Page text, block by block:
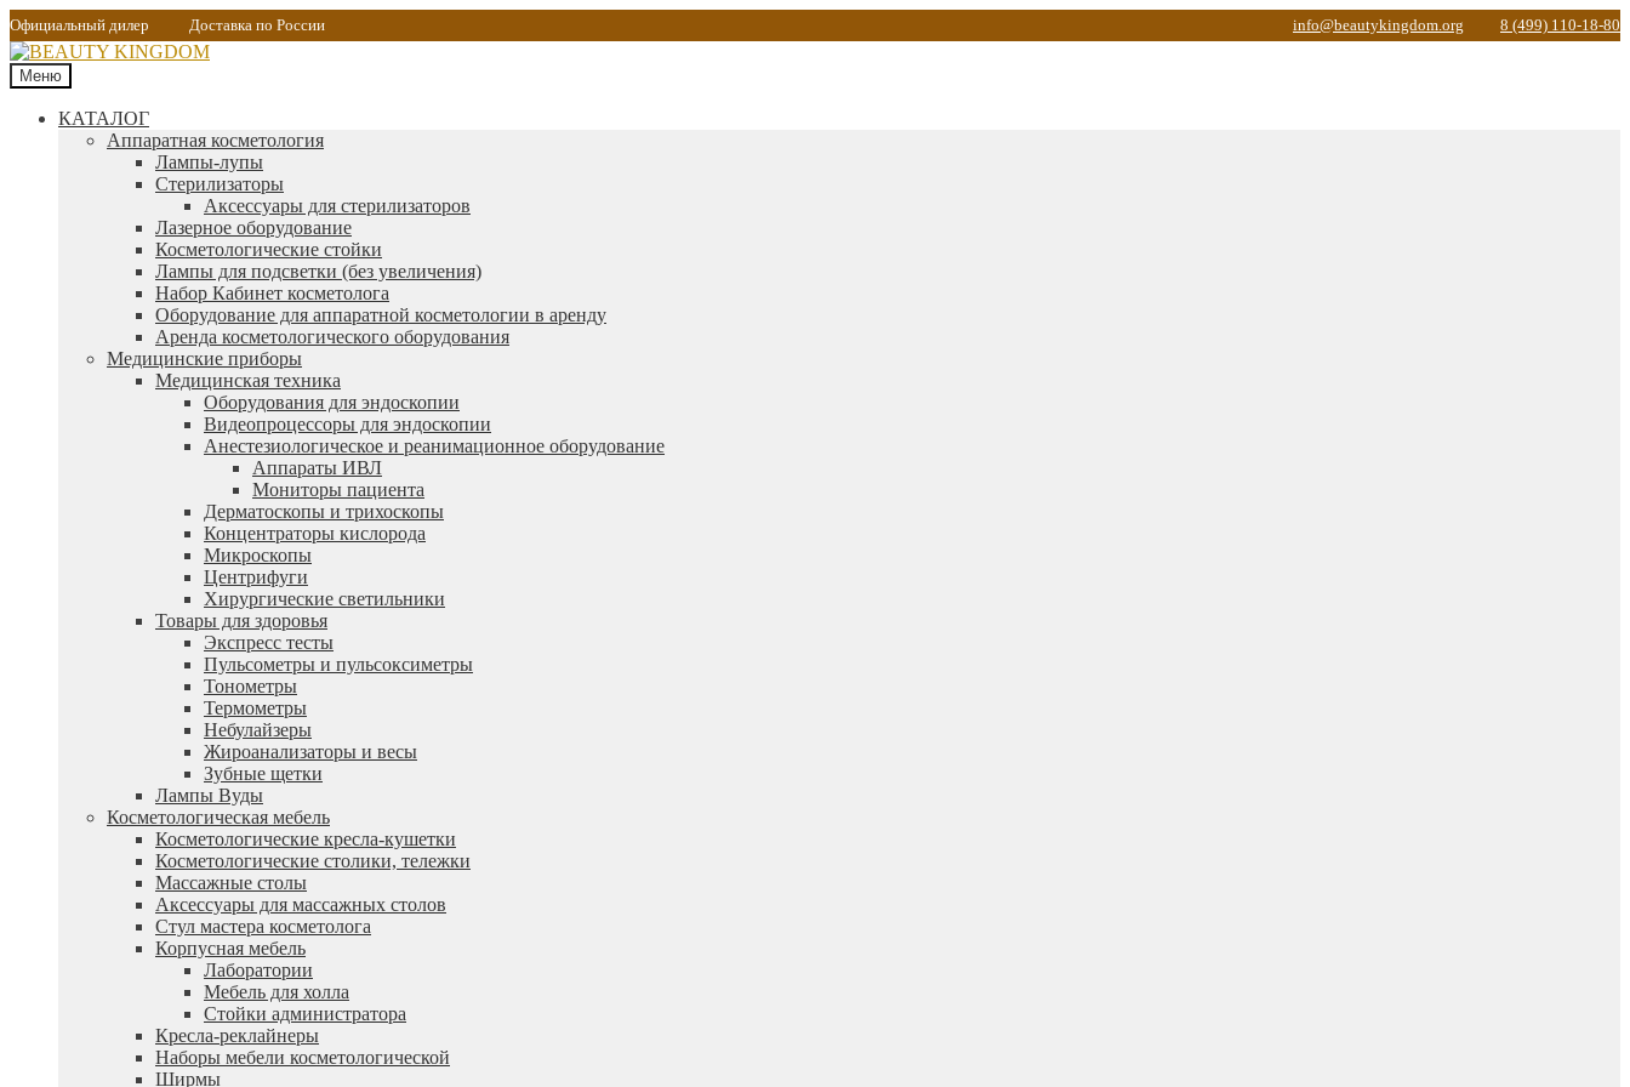
Официальный дилер Доставка по России info@beautykingdom.org 8 (499) 110-18-80
Меню
КАТАЛОГ
Аппаратная косметология
Лампы-лупы
Стерилизаторы
Аксессуары для стерилизаторов
Лазерное оборудование
Косметологические стойки
Лампы для подсветки (без увеличения)
Набор Кабинет косметолога
Оборудование для аппаратной косметологии в аренду
Аренда косметологического оборудования
Медицинские приборы
Медицинская техника
Оборудования для эндоскопии
Видеопроцессоры для эндоскопии
Анестезиологическое и реанимационное оборудование
Аппараты ИВЛ
Мониторы пациента
Дерматоскопы и трихоскопы
Концентраторы кислорода
Микроскопы
Центрифуги
Xирургические светильники
Товары для здоровья
Экспресс тесты
Пульсометры и пульсоксиметры
Тонометры
Термометры
Небулайзеры
Жироанализаторы и весы
Зубные щетки
Лампы Вуды
Косметологическая мебель
Косметологические кресла-кушетки
Косметологические столики, тележки
Массажные столы
Аксессуары для массажных столов
Стул мастера косметолога
Корпусная мебель
Лаборатории
Мебель для холла
Стойки администратора
Кресла-реклайнеры
Наборы мебели косметологической
Ширмы